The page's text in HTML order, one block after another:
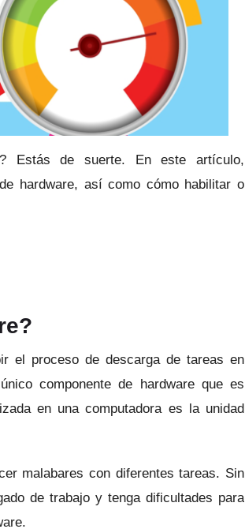
Estás de suerte. En este artículo,
hardware, así como cómo habilitar o
el proceso de descarga de tareas en
componente de hardware que es
en una computadora es la unidad
malabares con diferentes tareas. Sin
de trabajo y tenga dificultades para